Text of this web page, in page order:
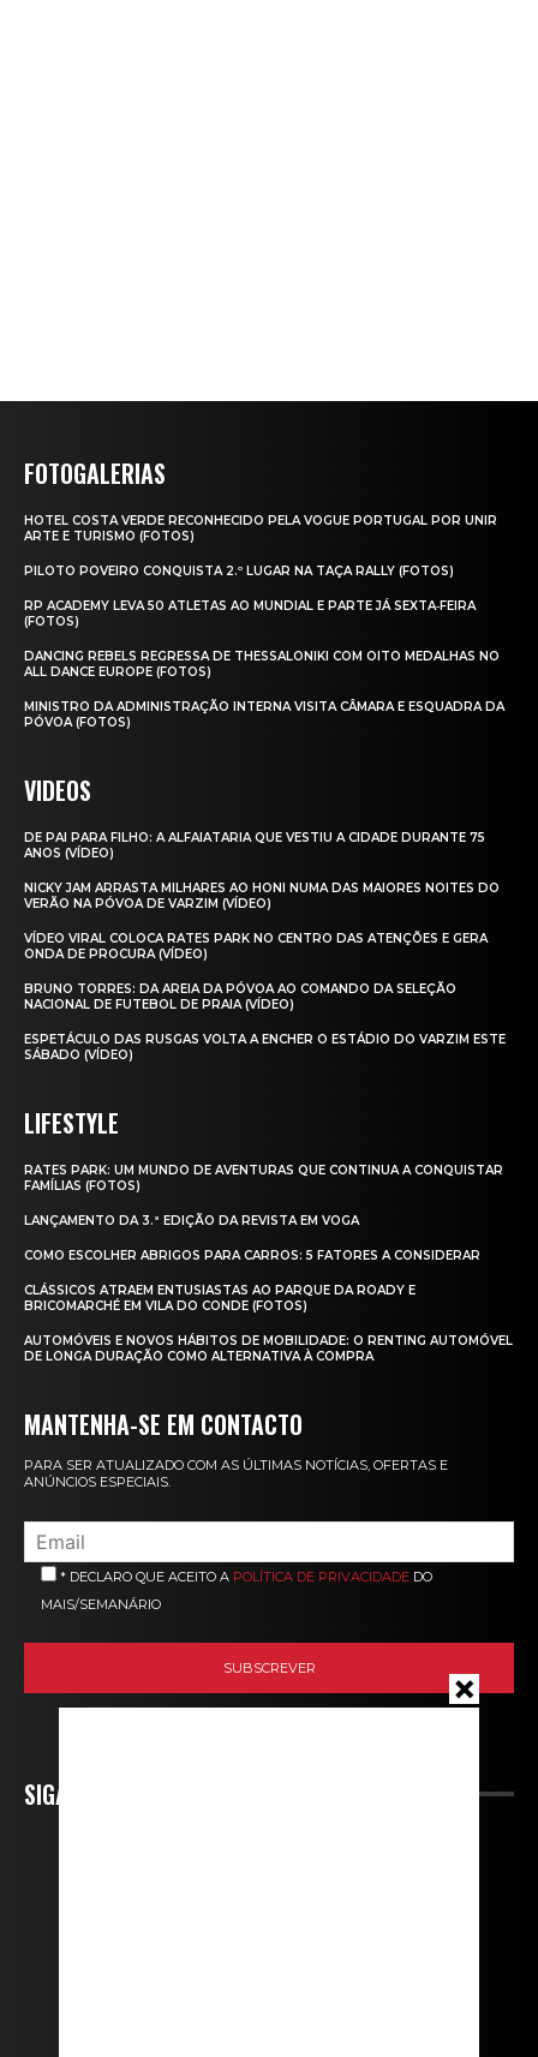
FOTOGALERIAS
HOTEL COSTA VERDE RECONHECIDO PELA VOGUE PORTUGAL POR UNIR
ARTE E TURISMO (FOTOS)
PILOTO POVEIRO CONQUISTA 2.º LUGAR NA TAÇA RALLY (FOTOS)
RP ACADEMY LEVA 50 ATLETAS AO MUNDIAL E PARTE JÁ SEXTA‑FEIRA
(FOTOS)
DANCING REBELS REGRESSA DE THESSALONIKI COM OITO MEDALHAS NO
ALL DANCE EUROPE (FOTOS)
MINISTRO DA ADMINISTRAÇÃO INTERNA VISITA CÂMARA E ESQUADRA DA
PÓVOA (FOTOS)
VIDEOS
DE PAI PARA FILHO: A ALFAIATARIA QUE VESTIU A CIDADE DURANTE 75
ANOS (VÍDEO)
NICKY JAM ARRASTA MILHARES AO HONI NUMA DAS MAIORES NOITES DO
VERÃO NA PÓVOA DE VARZIM (VÍDEO)
VÍDEO VIRAL COLOCA RATES PARK NO CENTRO DAS ATENÇÕES E GERA
ONDA DE PROCURA (VÍDEO)
BRUNO TORRES: DA AREIA DA PÓVOA AO COMANDO DA SELEÇÃO
NACIONAL DE FUTEBOL DE PRAIA (VÍDEO)
ESPETÁCULO DAS RUSGAS VOLTA A ENCHER O ESTÁDIO DO VARZIM ESTE
SÁBADO (VÍDEO)
LIFESTYLE
RATES PARK: UM MUNDO DE AVENTURAS QUE CONTINUA A CONQUISTAR
FAMÍLIAS (FOTOS)
LANÇAMENTO DA 3.ª EDIÇÃO DA REVISTA EM VOGA
COMO ESCOLHER ABRIGOS PARA CARROS: 5 FATORES A CONSIDERAR
CLÁSSICOS ATRAEM ENTUSIASTAS AO PARQUE DA ROADY E
BRICOMARCHÉ EM VILA DO CONDE (FOTOS)
AUTOMÓVEIS E NOVOS HÁBITOS DE MOBILIDADE: O RENTING AUTOMÓVEL
DE LONGA DURAÇÃO COMO ALTERNATIVA À COMPRA
MANTENHA-SE EM CONTACTO
PARA SER ATUALIZADO COM AS ÚLTIMAS NOTÍCIAS, OFERTAS E
ANÚNCIOS ESPECIAIS.
* DECLARO QUE ACEITO A POLÍTICA DE PRIVACIDADE DO
MAIS/SEMANÁRIO
SIGA-NOS